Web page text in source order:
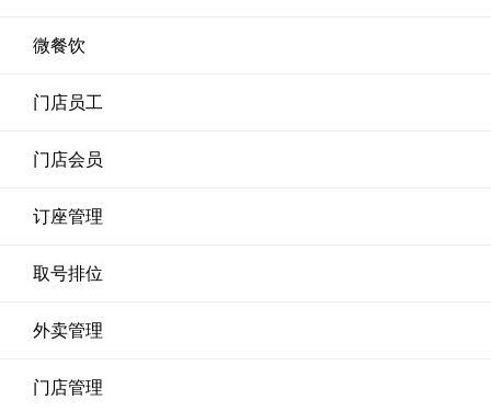
微餐饮
门店员工
门店会员
订座管理
取号排位
外卖管理
门店管理